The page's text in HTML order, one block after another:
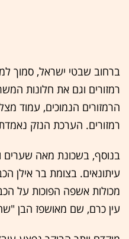
ברחוב שבטי ישראל, סמוך
רמזורים וגם את חלונות
הרמזורים הנמוכים, עמוד
רמזורים. הערכת הנזק נאמדת כ-200
בנוסף, בשכונת מאה שערים
עיתונאים. בצומת בר אילן
מכולות אשפה הפוכות על
עין כרם, שם מאושפז הבן